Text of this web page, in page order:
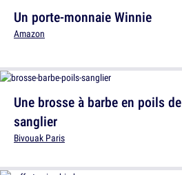
Un porte-monnaie Winnie
Amazon
Une brosse à barbe en poils de
sanglier
Bivouak Paris